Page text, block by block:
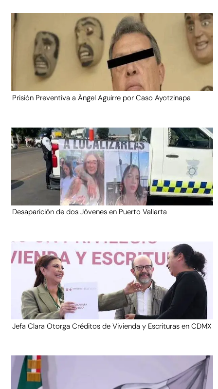
Prisión Preventiva a Ángel Aguirre por Caso Ayotzinapa
Desaparición de dos Jóvenes en Puerto Vallarta
Jefa Clara Otorga Créditos de Vivienda y Escrituras en CDMX